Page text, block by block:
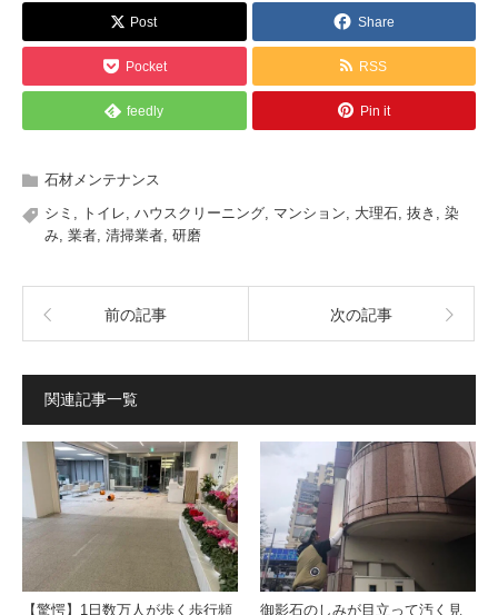
Post Share
Pocket RSS
feedly Pin it
石材メンテナンス
シミ
トイレ ハウスクリーニング マンション 大理石 抜き
染
み 業者 清掃業者 研磨
前の記事 次の記事
関連記事一覧
【驚愕】1日数万人が歩く歩行頻 御影石のしみが目立って汚く見